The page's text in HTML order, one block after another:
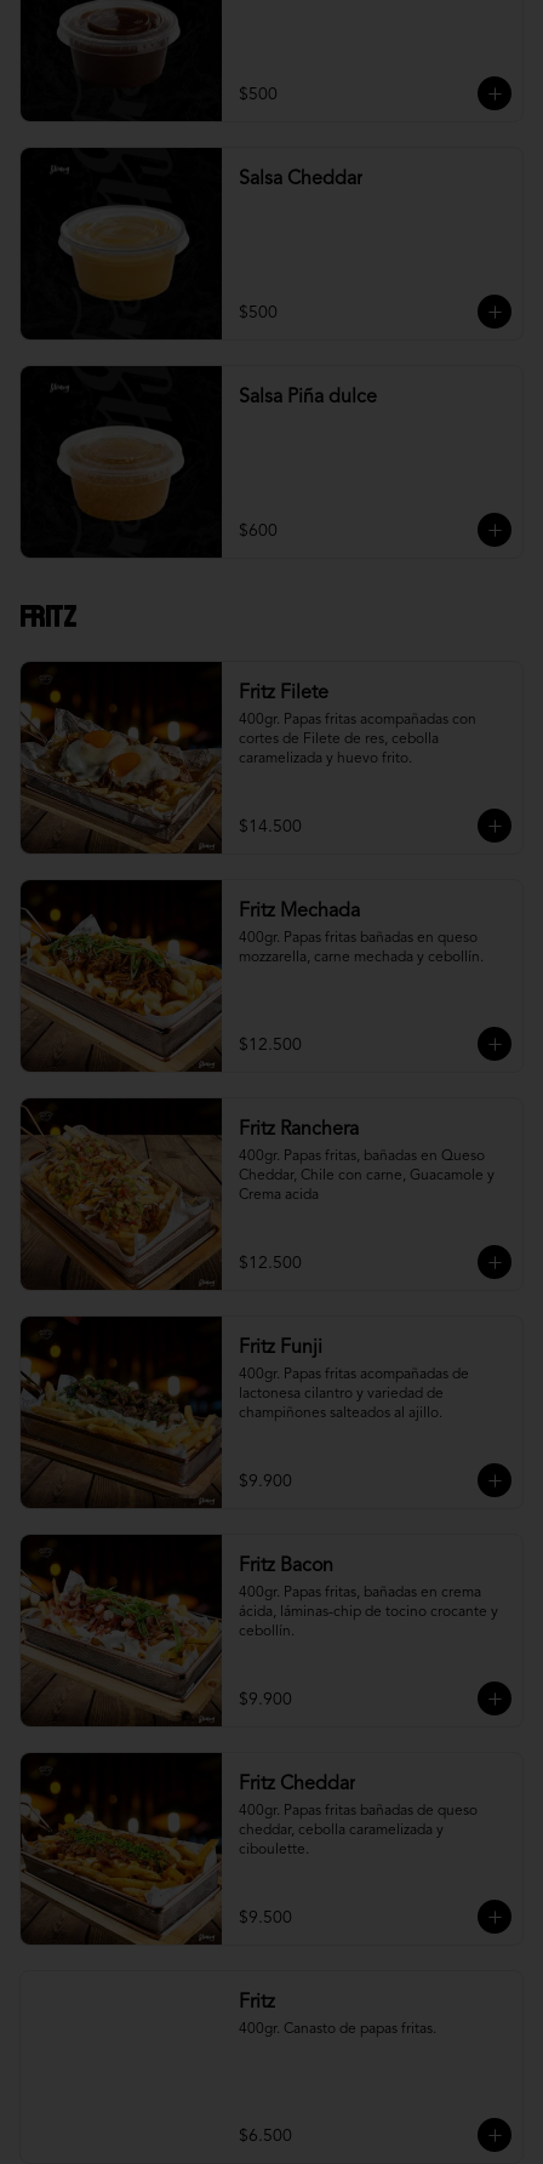
$500
Salsa Cheddar
$500
Salsa Piña dulce
$600
Fritz
Fritz Filete
400gr. Papas fritas acompañadas con
cortes de Filete de res, cebolla
caramelizada y huevo frito.
$14.500
Fritz Mechada
400gr. Papas fritas bañadas en queso
mozzarella, carne mechada y cebollín.
$12.500
Fritz Ranchera
400gr. Papas fritas, bañadas en Queso
Cheddar, Chile con carne, Guacamole y
Crema acida
$12.500
Fritz Funji
400gr. Papas fritas acompañadas de
lactonesa cilantro y variedad de
champiñones salteados al ajillo.
$9.900
Fritz Bacon
400gr. Papas fritas, bañadas en crema
ácida, láminas-chip de tocino crocante y
cebollín.
$9.900
Fritz Cheddar
400gr. Papas fritas bañadas de queso
cheddar, cebolla caramelizada y
ciboulette.
$9.500
Fritz
400gr. Canasto de papas fritas.
$6.500